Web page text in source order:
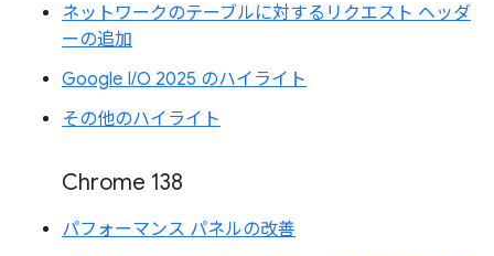
ネットワークのテーブルに対するリクエスト ヘッダ
ーの追加
Google I/O 2025 のハイライト
その他のハイライト
Chrome 138
パフォーマンス パネルの改善